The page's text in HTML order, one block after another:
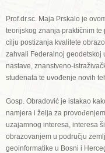
Prof.dr.sc. Maja Prskalo je
teorijskog znanja praktičnim
cilju postizanja kvalitete
zahvali Federalnoj geodetskoj
nastave, znanstveno-
studenata te uvođenje novih
Gosp. Obradović je istakao
namjera i želja za
uzajamnog interesa, interesa
obrazovanjem u području
geoinformatike u Bosni i